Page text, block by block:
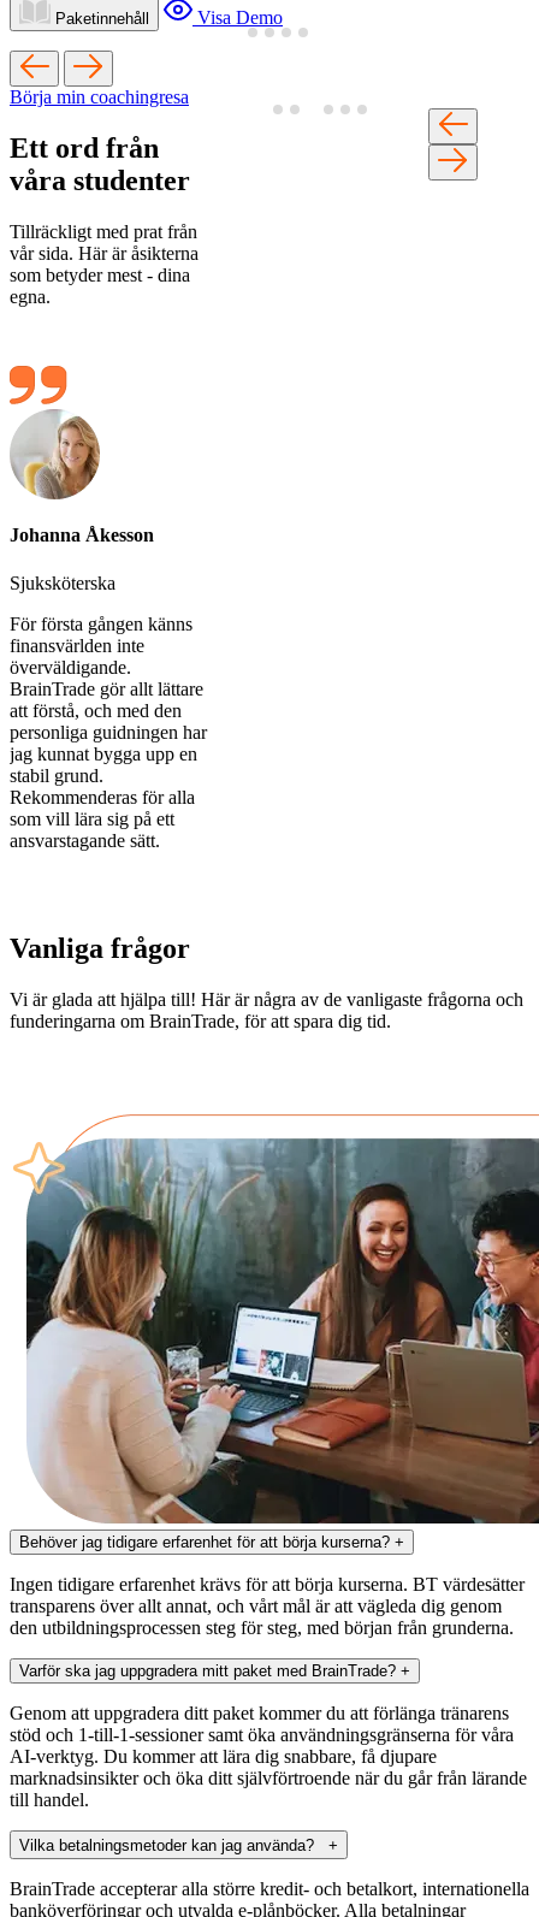
Paketinnehåll Visa Demo
Börja min coachingresa
Ett ord från
våra studenter
Tillräckligt med prat från
vår sida. Här är åsikterna
som betyder mest - dina
egna.
Johanna Åkesson
Sjuksköterska
För första gången känns
finansvärlden inte
överväldigande.
BrainTrade gör allt lättare
att förstå, och med den
personliga guidningen har
jag kunnat bygga upp en
stabil grund.
Rekommenderas för alla
som vill lära sig på ett
ansvarstagande sätt.
Vanliga frågor
Vi är glada att hjälpa till! Här är några av de vanligaste frågorna och
funderingarna om BrainTrade, för att spara dig tid.
Behöver jag tidigare erfarenhet för att börja kurserna? +
Ingen tidigare erfarenhet krävs för att börja kurserna. BT värdesätter
transparens över allt annat, och vårt mål är att vägleda dig genom
den utbildningsprocessen steg för steg, med början från grunderna.
Varför ska jag uppgradera mitt paket med BrainTrade? +
Genom att uppgradera ditt paket kommer du att förlänga tränarens
stöd och 1-till-1-sessioner samt öka användningsgränserna för våra
AI-verktyg. Du kommer att lära dig snabbare, få djupare
marknadsinsikter och öka ditt självförtroende när du går från lärande
till handel.
Vilka betalningsmetoder kan jag använda? +
BrainTrade accepterar alla större kredit- och betalkort, internationella
banköverföringar och utvalda e-plånböcker. Alla betalningar